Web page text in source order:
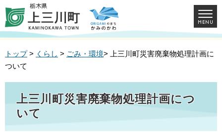
トップ> くらし > ごみ・環境> 上三川町災害廃棄物処理計画に
ついて
上三川町災害廃棄物処理計画につ
いて